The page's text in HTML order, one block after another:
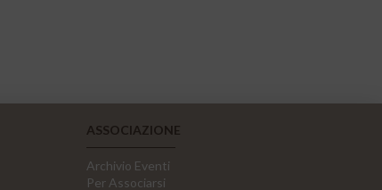
ASSOCIAZIONE
Archivio Eventi
Per Associarsi